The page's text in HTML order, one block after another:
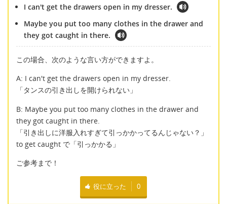
I can't get the drawers open in my dresser.
Maybe you put too many clothes in the drawer and
they got caught in there.
この場合、次のような言い方ができますよ。
A: I can't get the drawers open in my dresser.
「タンスの引き出しを開けられない」
B: Maybe you put too many clothes in the drawer and
they got caught in there.
「引き出しに洋服入れすぎて引っかかってるんじゃない？」
to get caught で「引っかかる」
ご参考まで！
役に立った 0